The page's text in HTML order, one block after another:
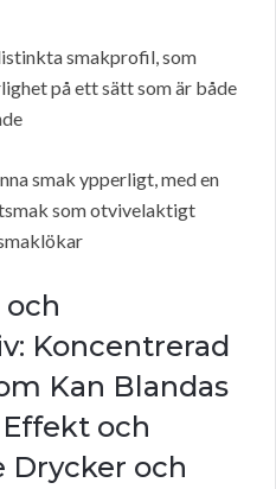
smakprofil, som
på ett sätt som är både
smak ypperligt, med en
som otvivelaktigt
Koncentrerad
Kan Blandas
och
Drycker och